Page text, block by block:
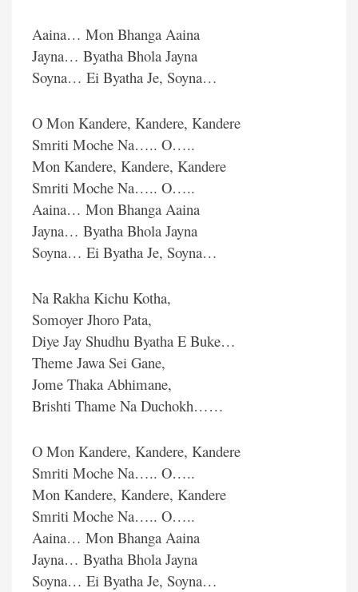
Aaina… Mon Bhanga Aaina
Jayna… Byatha Bhola Jayna
Soyna… Ei Byatha Je, Soyna…
O Mon Kandere, Kandere, Kandere
Smriti Moche Na….. O…..
Mon Kandere, Kandere, Kandere
Smriti Moche Na….. O…..
Aaina… Mon Bhanga Aaina
Jayna… Byatha Bhola Jayna
Soyna… Ei Byatha Je, Soyna…
Na Rakha Kichu Kotha,
Somoyer Jhoro Pata,
Diye Jay Shudhu Byatha E Buke…
Theme Jawa Sei Gane,
Jome Thaka Abhimane,
Brishti Thame Na Duchokh……
O Mon Kandere, Kandere, Kandere
Smriti Moche Na….. O…..
Mon Kandere, Kandere, Kandere
Smriti Moche Na….. O…..
Aaina… Mon Bhanga Aaina
Jayna… Byatha Bhola Jayna
Soyna… Ei Byatha Je, Soyna…